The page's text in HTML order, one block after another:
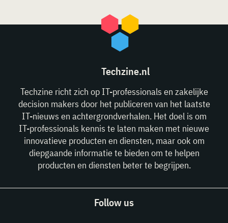
Techzine.nl
Techzine richt zich op IT-professionals en zakelijke
decision makers door het publiceren van het laatste
IT-nieuws en achtergrondverhalen. Het doel is om
IT-professionals kennis te laten maken met nieuwe
innovatieve producten en diensten, maar ook om
diepgaande informatie te bieden om te helpen
producten en diensten beter te begrijpen.
Follow us